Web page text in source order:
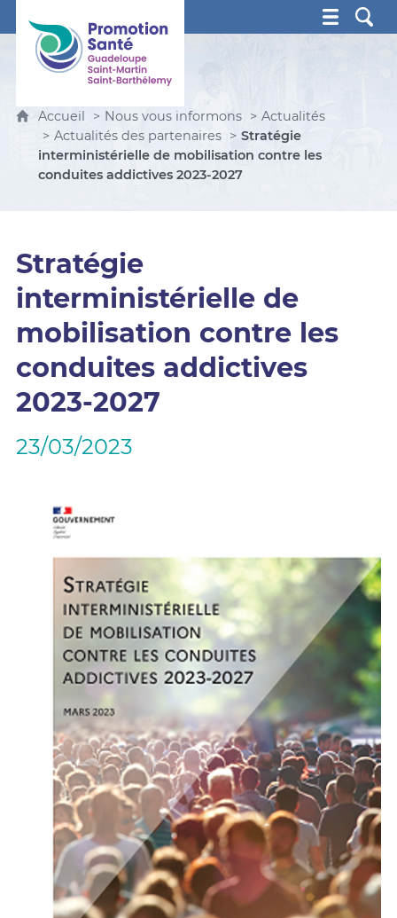
Promotion Santé Guadeloupe, Saint-Martin, Saint
Accueil Nous vous informons
Actualités
Actualités des partenaires
Stratégie
interministérielle de mobilisation contre les
conduites addictives 2023-2027
Stratégie
interministérielle de
mobilisation contre les
conduites addictives
2023-2027
23/03/2023